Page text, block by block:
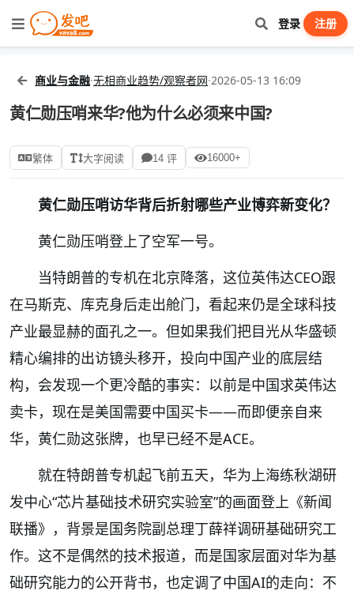
登录 注册
商业与金融·无相商业趋势/观察者网·2026-05-13 16:09
黄仁勋压哨来华?他为什么必须来中国?
繁体 大字阅读 14 评 16000+
黄仁勋压哨访华背后折射哪些产业博弈新变化？
黄仁勋压哨登上了空军一号。
当特朗普的专机在北京降落，这位英伟达CEO跟
在马斯克、库克身后走出舱门，看起来仍是全球科技
产业最显赫的面孔之一。但如果我们把目光从华盛顿
精心编排的出访镜头移开，投向中国产业的底层结
构，会发现一个更冷酷的事实：以前是中国求英伟达
卖卡，现在是美国需要中国买卡——而即便亲自来
华，黄仁勋这张牌，也早已经不是ACE。
就在特朗普专机起飞前五天，华为上海练秋湖研
发中心“芯片基础技术研究实验室”的画面登上《新闻
联播》，背景是国务院副总理丁薛祥调研基础研究工
作。这不是偶然的技术报道，而是国家层面对华为基
础研究能力的公开背书，也定调了中国AI的走向：不